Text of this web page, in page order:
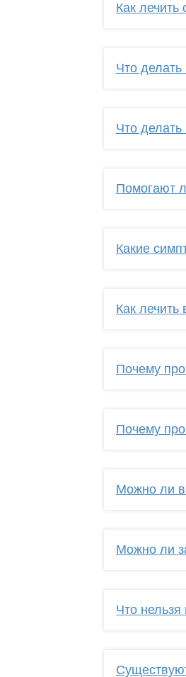
Как
Что
Что
Помогают
Какие
Как
Почему
Почему
Можно ли
Можно ли
Что